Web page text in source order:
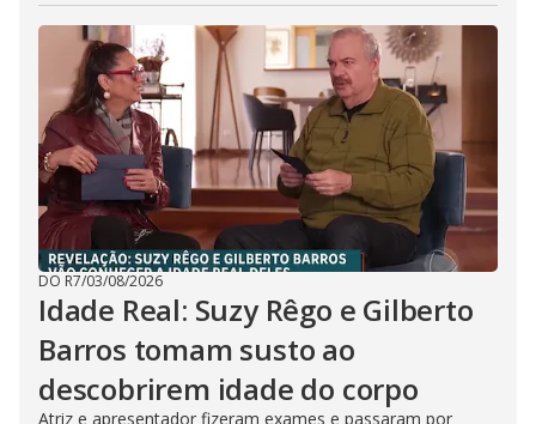
DO R7/03/08/2026
Idade Real: Suzy Rêgo e Gilberto
Barros tomam susto ao
descobrirem idade do corpo
Atriz e apresentador fizeram exames e passaram por